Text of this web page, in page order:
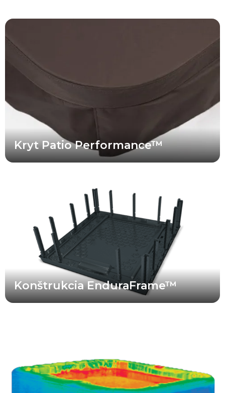
Kryt Patio Performance™
odolná voči UV žiareniu, vyblednutiu a poveternostným vplyvom.
Zároveň sú až o 25 % ľahšie ako štandardné vinylové termokryty
víriviek. Originálne termokryty Bullfrog Spas® sú navyše
navrhnuté tak, aby poskytovali maximálnu izoláciu pre vysokú
Konštrukcia EnduraFrame™
Bullfrog Spas je lídrom v oblasti technológie konštrukcie víriviek
bez použitia dreva. Patentovaná nosná konštrukcia vírivky
EnduraFrame™ znamená, že vaša vírivka Bullfrog Spa je
navrhnutá tak, aby vydržala dlhé roky. Keďže neobsahuje žiadne
drevo, ktoré by mohlo hniť alebo sa deformovať, a využíva precízne
navrhnutú konštrukciu, ktorej jednotlivé časti do seba dokonale
zapadajú, môžete sa spoľahnúť na to, že vaša vírivka bude
spoľahlivá a odolná po dlhý čas.
Vysokohodnotná izolačná pena použitá vo vírivkách X Series®
poskytuje maximálnu oporu rozvodom a výrazne vyššiu
energetickú účinnosť v porovnaní s vírivkami s menej kvalitnou
izoláciou alebo bez izolácie. Vaša vírivka X Series® je navrhnutá
tak, aby fungovala efektívne.